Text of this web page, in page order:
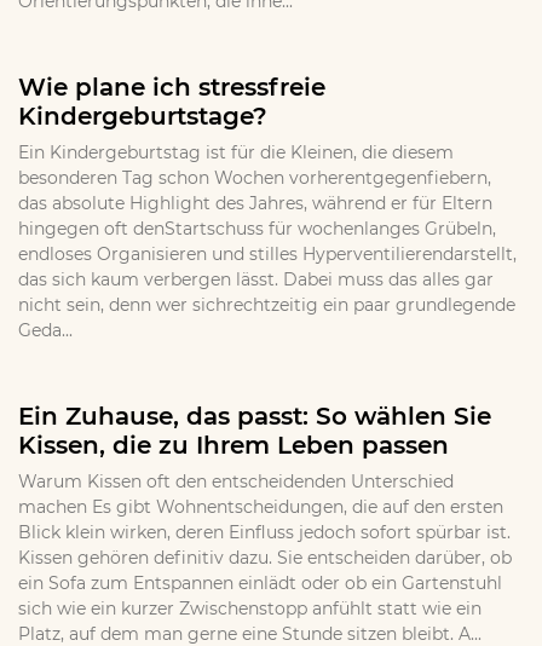
Wie plane ich stressfreie
Kindergeburtstage?
Ein Kindergeburtstag ist für die Kleinen, die diesem
besonderen Tag schon Wochen vorherentgegenfiebern,
das absolute Highlight des Jahres, während er für Eltern
hingegen oft denStartschuss für wochenlanges Grübeln,
endloses Organisieren und stilles Hyperventilierendarstellt,
das sich kaum verbergen lässt. Dabei muss das alles gar
nicht sein, denn wer sichrechtzeitig ein paar grundlegende
Geda...
Ein Zuhause, das passt: So wählen Sie
Kissen, die zu Ihrem Leben passen
Warum Kissen oft den entscheidenden Unterschied
machen Es gibt Wohnentscheidungen, die auf den ersten
Blick klein wirken, deren Einfluss jedoch sofort spürbar ist.
Kissen gehören definitiv dazu. Sie entscheiden darüber, ob
ein Sofa zum Entspannen einlädt oder ob ein Gartenstuhl
sich wie ein kurzer Zwischenstopp anfühlt statt wie ein
Platz, auf dem man gerne eine Stunde sitzen bleibt. A...